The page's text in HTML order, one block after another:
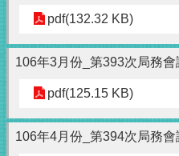
pdf(132.32 KB)
106年3月份_第393次局務會
pdf(125.15 KB)
106年4月份_第394次局務會